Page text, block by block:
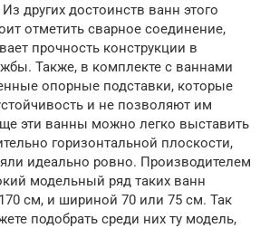
других достоинств ванн этого
отметить сварное соединение,
прочность конструкции в
Также, в комплекте с ваннами
опорные подставки, которые
и не позволяют им
эти ванны можно легко выставить
горизонтальной плоскости,
идеально ровно. Производителем
модельный ряд таких ванн
см, и шириной 70 или 75 см. Так
подобрать среди них ту модель,